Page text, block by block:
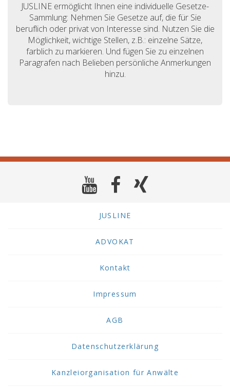
JUSLINE ermöglicht Ihnen eine individuelle Gesetze-
Sammlung: Nehmen Sie Gesetze auf, die für Sie
beruflich oder privat von Interesse sind. Nutzen Sie die
Möglichkeit, wichtige Stellen, z.B.: einzelne Sätze,
farblich zu markieren. Und fügen Sie zu einzelnen
Paragrafen nach Belieben persönliche Anmerkungen
hinzu.
JUSLINE
ADVOKAT
Kontakt
Impressum
AGB
Datenschutzerklärung
Kanzleiorganisation für Anwälte